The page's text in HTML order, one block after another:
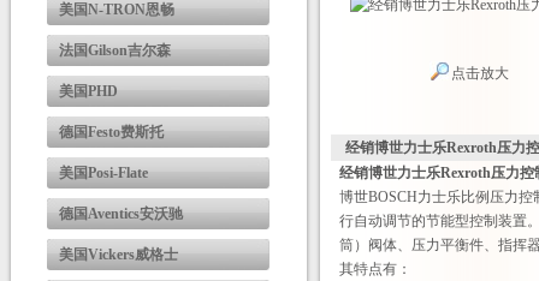
美国N-TRON恩畅
法国Gilson吉尔森
美国PHD
德国Festo费斯托
美国Posi-Flate
德国Aventics安沃驰
美国Vickers威格士
点击放大
经销博世力士乐Rexroth压力
经销博世力士乐Rexroth压力控
博世BOSCH力士乐比例压力
行自动调节的节能型控制装置
筒）阀体、压力平衡件、指挥
其特点有：